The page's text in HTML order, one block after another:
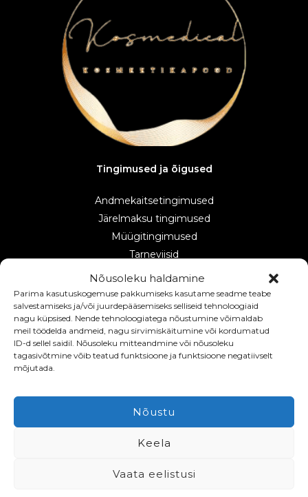
Nõusoleku haldamine
Parima kasutuskogemuse pakkumiseks kasutame seadme teabe
salvestamiseks ja/või juurdepääsemiseks selliseid tehnoloogiaid
nagu küpsised. Nende tehnoloogiatega nõustumine võimaldab
meil töödelda andmeid, nagu sirvimiskäitumine või kordumatud
ID-d sellel saidil. Nõusoleku mitteandmine või nõusoleku
tagasivõtmine võib teatud funktsioone ja funktsioone negatiivselt
mõjutada.
Nõustu
Keela
Vaata eelistusi
Tingimused ja õigused
Andmekaitsetingimused
Järelmaksu tingimused
Müügitingimused
Tarneviisid
Makseviisid
Tagastamisõigus
Registrikood: 16630766
KMRK : EE102565809